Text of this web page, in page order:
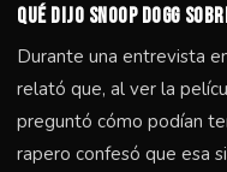
Qué dijo Snoop Dogg
Durante una entrevista
relató que, al ver la
preguntó cómo podían
rapero confesó que esa